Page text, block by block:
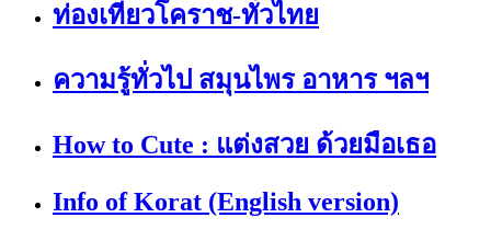
ท่องเที่ยวโคราช-ทั่วไทย
ความรู้ทั่วไป สมุนไพร อาหาร ฯลฯ
How to Cute : แต่งสวย ด้วยมือเธอ
Info of Korat (English version)